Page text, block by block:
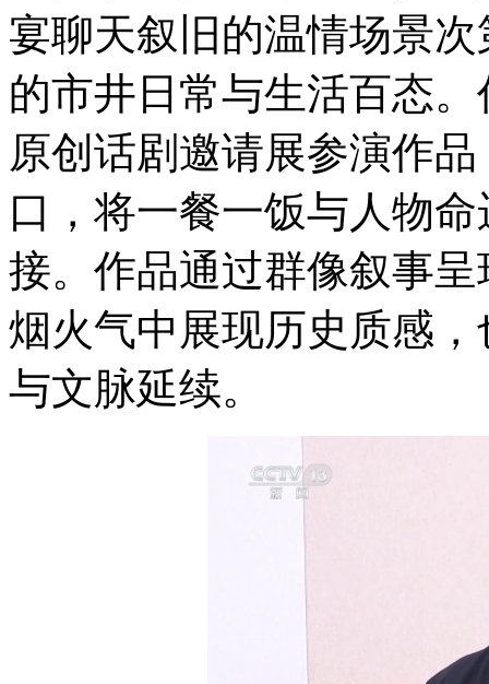
宴聊天叙旧的温情场景
的市井日常与生活百态
原创话剧邀请展参演作
口，将一餐一饭与人物
接。作品通过群像叙事
烟火气中展现历史质感
与文脉延续。